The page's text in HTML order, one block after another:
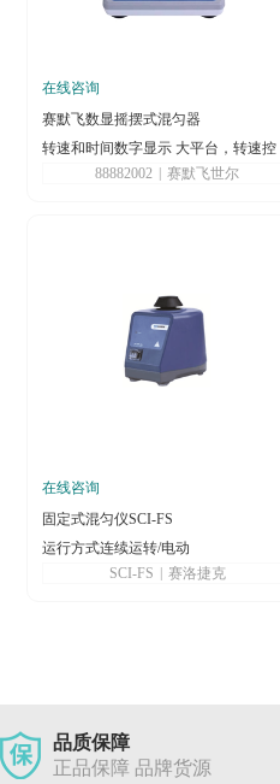
在线咨询
赛默飞数显摇摆式混匀器
转速和时间数字显示 大平台，转速控
制和快速角度调节带来可信赖的样品搅
88882002 赛默飞世尔
在线咨询
固定式混匀仪SCI-FS
运行方式连续运转/电动
SCI-FS
赛洛捷克
品质保障
正品保障 品牌货源